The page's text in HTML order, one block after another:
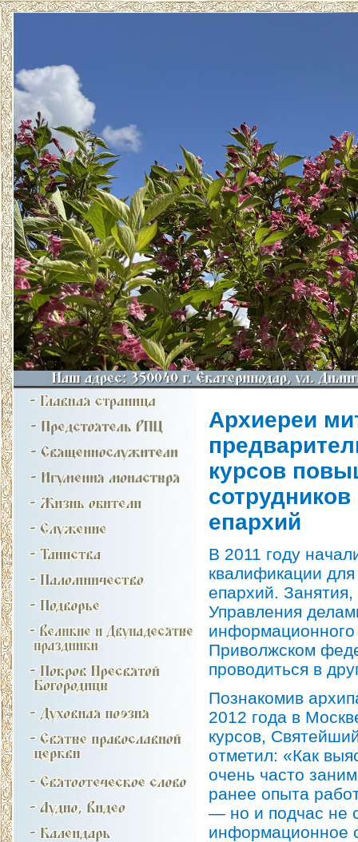
Архиереи
курсов
епархий
В 2011 году
квалификации
епархий.
Управления
Приволжском
проводиться в
Познакомив
2012 года в
курсов,
отметил: «Как
очень часто
ранее опыта
— но и подчас не
информационное